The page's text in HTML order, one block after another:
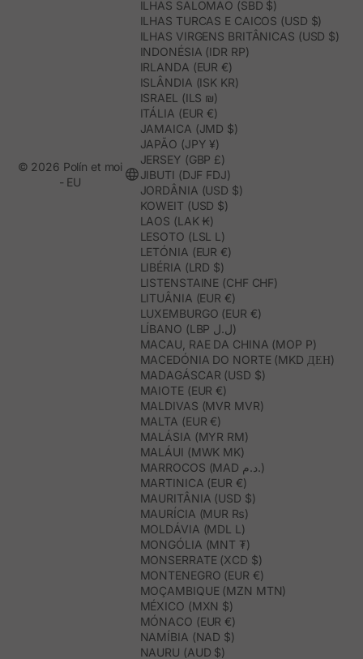
ILHAS SALOMÃO (SBD $)
ILHAS TURCAS E CAICOS (USD $)
ILHAS VIRGENS BRITÂNICAS (USD $)
INDONÉSIA (IDR RP)
IRLANDA (EUR €)
ISLÂNDIA (ISK KR)
ISRAEL (ILS ₪)
ITÁLIA (EUR €)
JAMAICA (JMD $)
JAPÃO (JPY ¥)
JERSEY (GBP £)
JIBUTI (DJF FDJ)
JORDÂNIA (USD $)
KOWEIT (USD $)
LAOS (LAK ₭)
LESOTO (LSL L)
LETÓNIA (EUR €)
LIBÉRIA (LRD $)
LISTENSTAINE (CHF CHF)
LITUÂNIA (EUR €)
LUXEMBURGO (EUR €)
LÍBANO (LBP ل.ل)
MACAU, RAE DA CHINA (MOP P)
MACEDÓNIA DO NORTE (MKD ДЕН)
MADAGÁSCAR (USD $)
MAIOTE (EUR €)
MALDIVAS (MVR MVR)
MALTA (EUR €)
MALÁSIA (MYR RM)
MALÁUI (MWK MK)
MARROCOS (MAD د.م.)
MARTINICA (EUR €)
MAURITÂNIA (USD $)
MAURÍCIA (MUR ₨)
MOLDÁVIA (MDL L)
MONGÓLIA (MNT ₮)
MONSERRATE (XCD $)
MONTENEGRO (EUR €)
MOÇAMBIQUE (MZN MTN)
MÉXICO (MXN $)
MÓNACO (EUR €)
NAMÍBIA (NAD $)
NAURU (AUD $)
© 2026 Polín et moi
- EU